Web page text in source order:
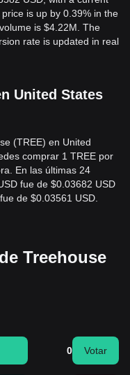
is up by 0.39% in the
is $4.22M. The
rate is updated in real
United States
(TREE) en United
comprar 1 TREE por
En las últimas 24
fue de $0.03682 USD
de $0.03561 USD.
Treehouse
0 Votar